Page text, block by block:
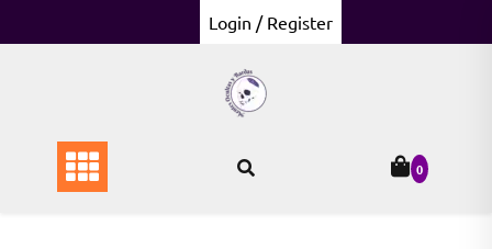
to
Login / Register
0